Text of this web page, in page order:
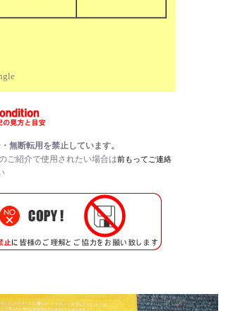
無断転用を禁止しています。
ご紹介で使用されたい場合は前もってご連絡